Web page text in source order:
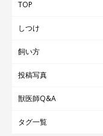
TOP
しつけ
飼い方
投稿写真
獣医師Q&A
タグ一覧